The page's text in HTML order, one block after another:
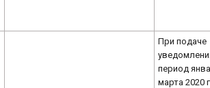
При подаче
период
марта 2020